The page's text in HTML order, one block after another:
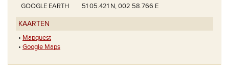
GOOGLE EARTH
51 05.421 N, 002 58.766 E
KAARTEN
• Mapquest
• Google Maps